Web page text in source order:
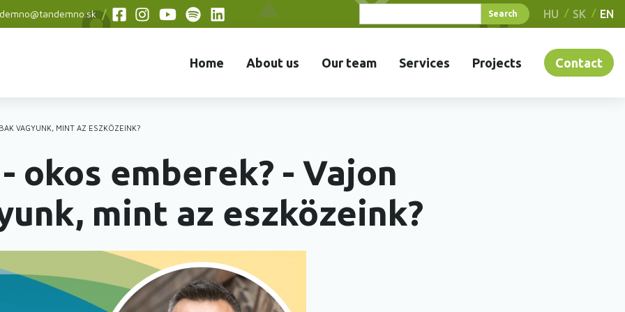
Social
HU SK EN
Home About us Our team Services Projects Contact
VAGYUNK, MINT AZ ESZKÖZEINK?
okos emberek? - Vajon
mint az eszközeink?